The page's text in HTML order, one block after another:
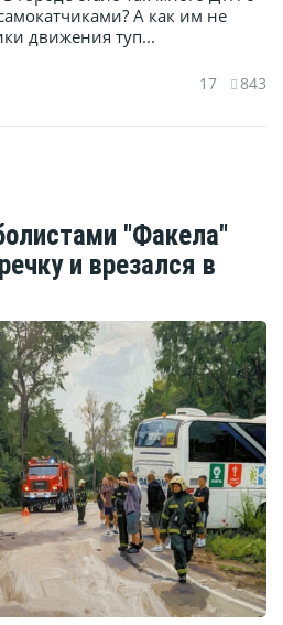
А как им не
движения туп...
17 843
"Факела"
и врезался в